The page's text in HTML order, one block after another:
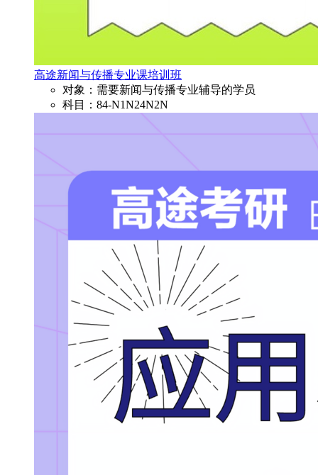
高途新闻与传播专业课培训班
对象：需要新闻与传播专业辅导的学员
科目：84-N1N24N2N